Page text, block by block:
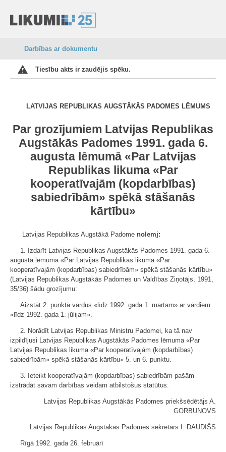
Darbības ar dokumentu
Tiesību akts ir zaudējis spēku.
LATVIJAS REPUBLIKAS AUGSTĀKĀS PADOMES LĒMUMS
Par grozījumiem Latvijas Republikas
Augstākās Padomes 1991. gada 6.
augusta lēmumā «Par Latvijas
Republikas likuma «Par
kooperatīvajām (kopdarbības)
sabiedrībām» spēkā stāšanās
kārtību»
Latvijas Republikas Augstākā Padome nolemj:
1. Izdarīt Latvijas Republikas Augstākās Padomes 1991. gada 6.
augusta lēmumā «Par Latvijas Republikas likuma «Par
kooperatīvajām (kopdarbības) sabiedrībām» spēkā stāšanās kārtību»
(Latvijas Republikas Augstākās Padomes un Valdības Ziņotājs, 1991,
35/36) šādu grozījumu:
Aizstāt 2. punktā vārdus «līdz 1992. gada 1. martam» ar vārdiem
«līdz 1992. gada 1. jūlijam».
2. Norādīt Latvijas Republikas Ministru Padomei, ka tā nav
izpildījusi Latvijas Republikas Augstākās Padomes lēmuma «Par
Latvijas Republikas likuma «Par kooperatīvajām (kopdarbības)
sabiedrībām» spēkā stāšanās kārtību» 5. un 6. punktu.
3. Ieteikt kooperatīvajām (kopdarbības) sabiedrībām pašām
izstrādāt savam darbības veidam atbilstošus statūtus.
Latvijas Republikas Augstākās Padomes priekšsēdētājs A.
GORBUNOVS
Latvijas Republikas Augstākās Padomes sekretārs I. DAUDIŠS
Rīgā 1992. gada 26. februārī